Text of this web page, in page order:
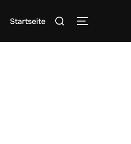
Startseite
Suchen